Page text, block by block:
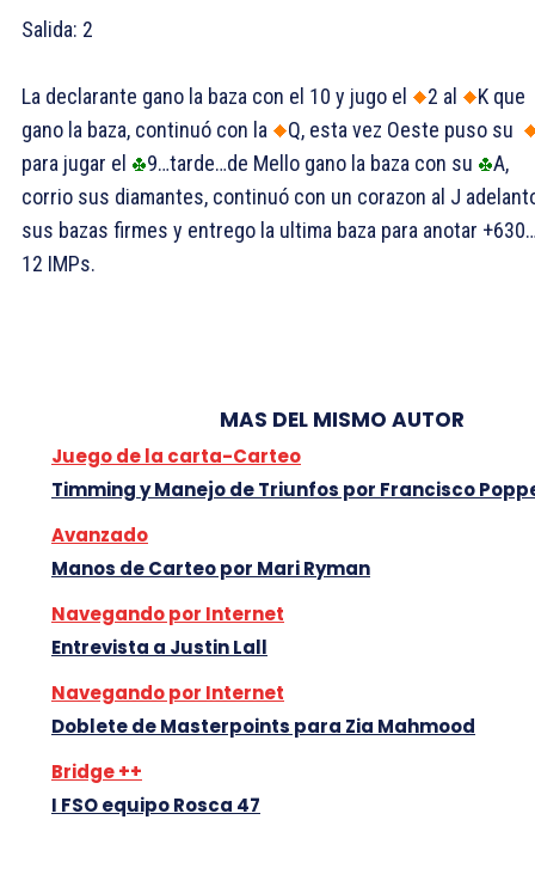
Salida: 2
La declarante gano la baza con el 10 y jugo el 2 al
K que
gano la baza, continuó con la
Q, esta vez Oeste puso su
para jugar el
9…tarde…de Mello gano la baza con su
A,
corrio sus diamantes, continuó con un corazon al J
sus bazas firmes y entrego la ultima baza para anotar
12 IMPs.
MAS DEL MISMO AUTOR
Juego de la carta-Carteo
Timming y Manejo de Triunfos por Francisco
Avanzado
Manos de Carteo por Mari Ryman
Navegando por Internet
Entrevista a Justin Lall
Navegando por Internet
Doblete de Masterpoints para Zia Mahmood
Bridge ++
I FSO equipo Rosca 47